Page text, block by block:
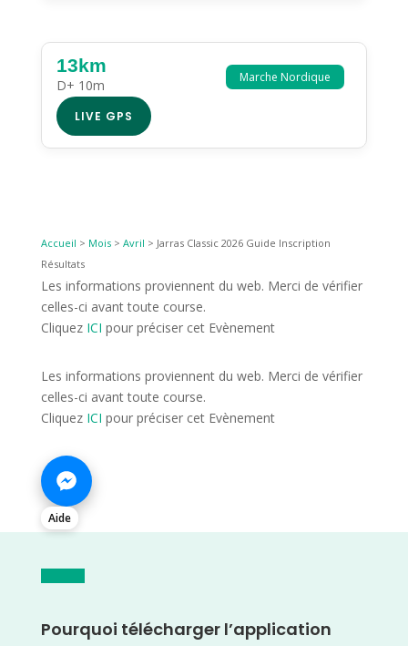
Marche Nordique
13km
D+ 10m
LIVE GPS
Accueil > Mois> Avril > Jarras Classic 2026 Guide Inscription
Résultats
Les informations proviennent du web. Merci de vérifier
celles-ci avant toute course.
Cliquez ICI pour préciser cet Evènement
Les informations proviennent du web. Merci de vérifier
celles-ci avant toute course.
Cliquez ICI pour préciser cet Evènement
Aide
Pourquoi télécharger l’application